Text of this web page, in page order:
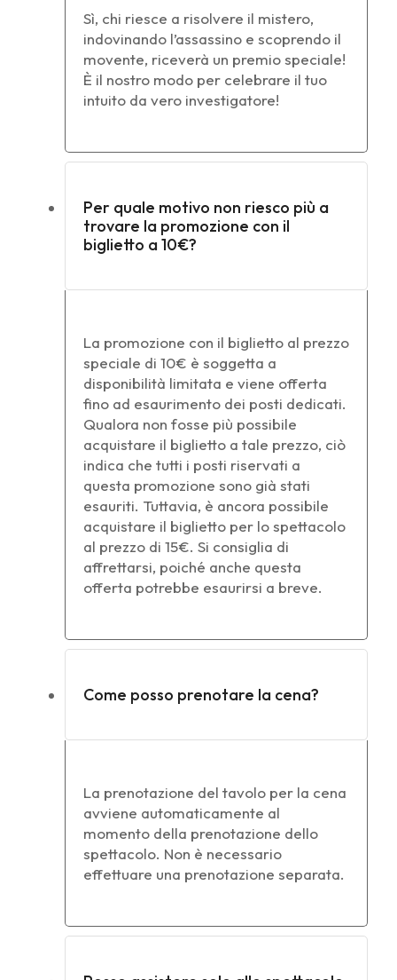
Sì, chi riesce a risolvere il mistero,
indovinando l’assassino e scoprendo il
movente, riceverà un premio speciale!
È il nostro modo per celebrare il tuo
intuito da vero investigatore!
Per quale motivo non riesco più a
trovare la promozione con il
biglietto a 10€?
La promozione con il biglietto al prezzo
speciale di 10€ è soggetta a
disponibilità limitata e viene offerta
fino ad esaurimento dei posti dedicati.
Qualora non fosse più possibile
acquistare il biglietto a tale prezzo, ciò
indica che tutti i posti riservati a
questa promozione sono già stati
esauriti. Tuttavia, è ancora possibile
acquistare il biglietto per lo spettacolo
al prezzo di 15€. Si consiglia di
affrettarsi, poiché anche questa
offerta potrebbe esaurirsi a breve.
Come posso prenotare la cena?
La prenotazione del tavolo per la cena
avviene automaticamente al
momento della prenotazione dello
spettacolo. Non è necessario
effettuare una prenotazione separata.